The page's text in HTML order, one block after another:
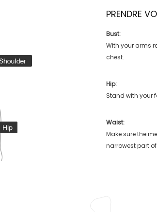
PRENDRE
Bust:
With your arms
chest.
Hip:
Stand with your
Waist:
Make sure the
narrowest part